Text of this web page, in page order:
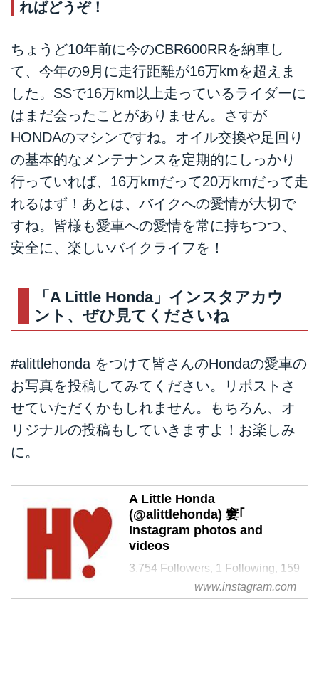
ればどうぞ！
ちょうど10年前に今のCBR600RRを納車し
て、今年の9月に走行距離が16万kmを超えま
した。SSで16万km以上走っているライダーに
はまだ会ったことがありません。さすが
HONDAのマシンですね。オイル交換や足回り
の基本的なメンテナンスを定期的にしっかり
行っていれば、16万kmだって20万kmだって走
れるはず！あとは、バイクへの愛情が大切で
すね。皆様も愛車への愛情を常に持ちつつ、
安全に、楽しいバイクライフを！
「A Little Honda」インスタアカウ
ント、ぜひ見てくださいね
#alittlehonda をつけて皆さんのHondaの愛車の
お写真を投稿してみてください。リポストさ
せていただくかもしれません。もちろん、オ
リジナルの投稿もしていきますよ！お楽しみ
に。
A Little Honda
(@alittlehonda) 窶｢
Instagram photos and
videos
3,754 Followers, 1 Following, 159
Posts - See Instagram photos and
videos from A Little Honda
www.instagram.com